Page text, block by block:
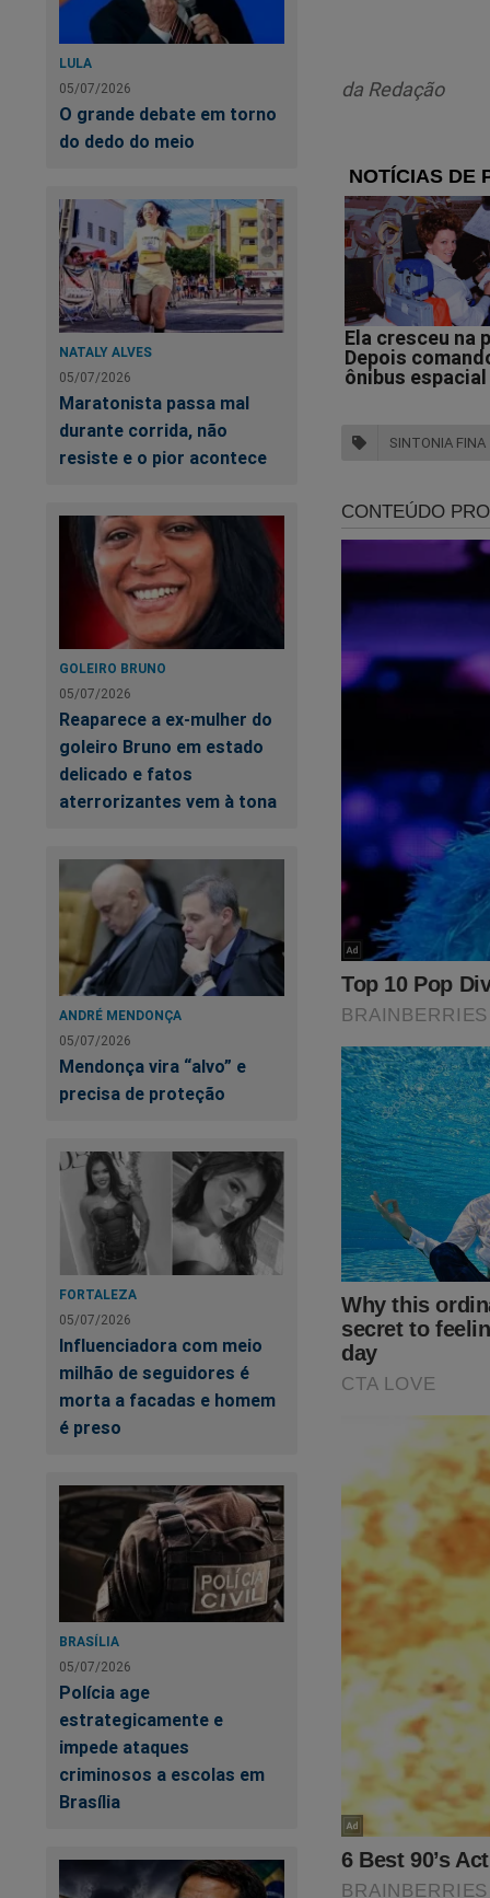
LULA
05/07/2026
O grande debate em torno
do dedo do meio
NATALY ALVES
05/07/2026
Maratonista passa mal
durante corrida, não
resiste e o pior acontece
GOLEIRO BRUNO
05/07/2026
Reaparece a ex-mulher do
goleiro Bruno em estado
delicado e fatos
aterrorizantes vem à tona
ANDRÉ MENDONÇA
05/07/2026
Mendonça vira “alvo” e
precisa de proteção
FORTALEZA
05/07/2026
Influenciadora com meio
milhão de seguidores é
morta a facadas e homem
é preso
BRASÍLIA
05/07/2026
Polícia age
estrategicamente e
impede ataques
criminosos a escolas em
Brasília
Um recado para
continuar nessa
Você que ainda
apenas R$ 19,90
basta clicar no link:
SEU APOIO É
da Redação
SINTONIA FINA